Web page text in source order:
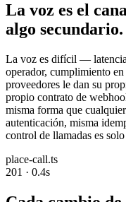
La voz es el
algo
La voz es difícil —
operador, cumplimiento
proveedores le dan su
propio contrato de
misma forma que
autenticación, misma
control de llamadas es
place-call.ts
201 · 0.4s